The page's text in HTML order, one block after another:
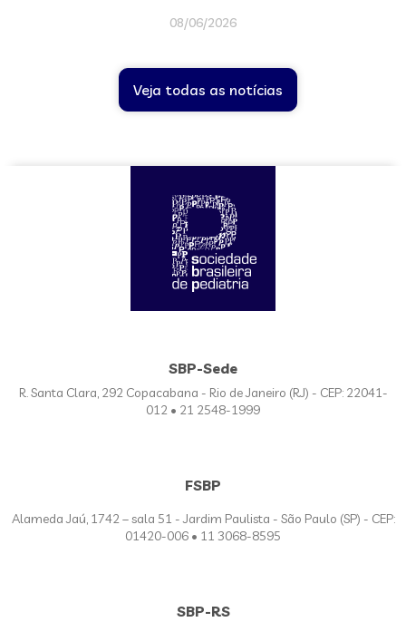
08/06/2026
Veja todas as notícias
SBP-Sede
R. Santa Clara, 292 Copacabana - Rio de Janeiro (RJ) - CEP: 22041-
012 • 21 2548-1999
FSBP
Alameda Jaú, 1742 – sala 51 - Jardim Paulista - São Paulo (SP) - CEP:
01420-006 • 11 3068-8595
SBP-RS